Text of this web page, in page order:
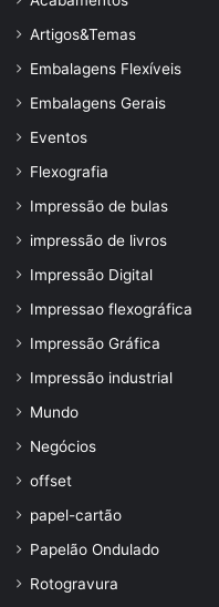
Artigos&Temas
Embalagens Flexíveis
Embalagens Gerais
Eventos
Flexografia
Impressão de bulas
impressão de livros
Impressão Digital
Impressao flexográfica
Impressão Gráfica
Impressão industrial
Mundo
Negócios
offset
papel-cartão
Papelão Ondulado
Rotogravura